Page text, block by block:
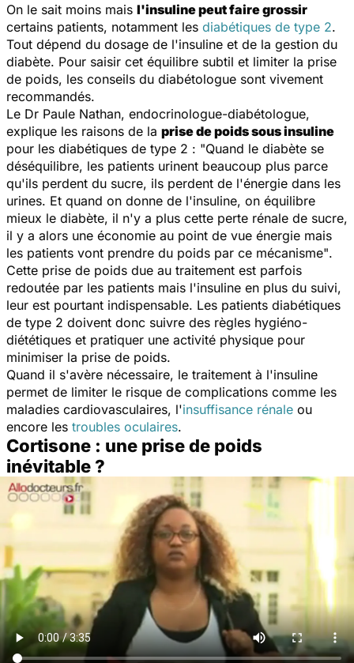
On le sait moins mais l'insuline peut faire grossir
certains patients, notamment les diabétiques de type 2.
Tout dépend du dosage de l'insuline et de la gestion du
diabète. Pour saisir cet équilibre subtil et limiter la prise
de poids, les conseils du diabétologue sont vivement
recommandés.
Le Dr Paule Nathan, endocrinologue-diabétologue,
explique les raisons de la prise de poids sous insuline
pour les diabétiques de type 2 : "Quand le diabète se
déséquilibre, les patients urinent beaucoup plus parce
qu'ils perdent du sucre, ils perdent de l'énergie dans les
urines. Et quand on donne de l'insuline, on équilibre
mieux le diabète, il n'y a plus cette perte rénale de sucre,
il y a alors une économie au point de vue énergie mais
les patients vont prendre du poids par ce mécanisme".
Cette prise de poids due au traitement est parfois
redoutée par les patients mais l'insuline en plus du suivi,
leur est pourtant indispensable. Les patients diabétiques
de type 2 doivent donc suivre des règles hygiéno-
diététiques et pratiquer une activité physique pour
minimiser la prise de poids.
Quand il s'avère nécessaire, le traitement à l'insuline
permet de limiter le risque de complications comme les
maladies cardiovasculaires, l'insuffisance rénale ou
encore les troubles oculaires.
Cortisone : une prise de poids
inévitable ?